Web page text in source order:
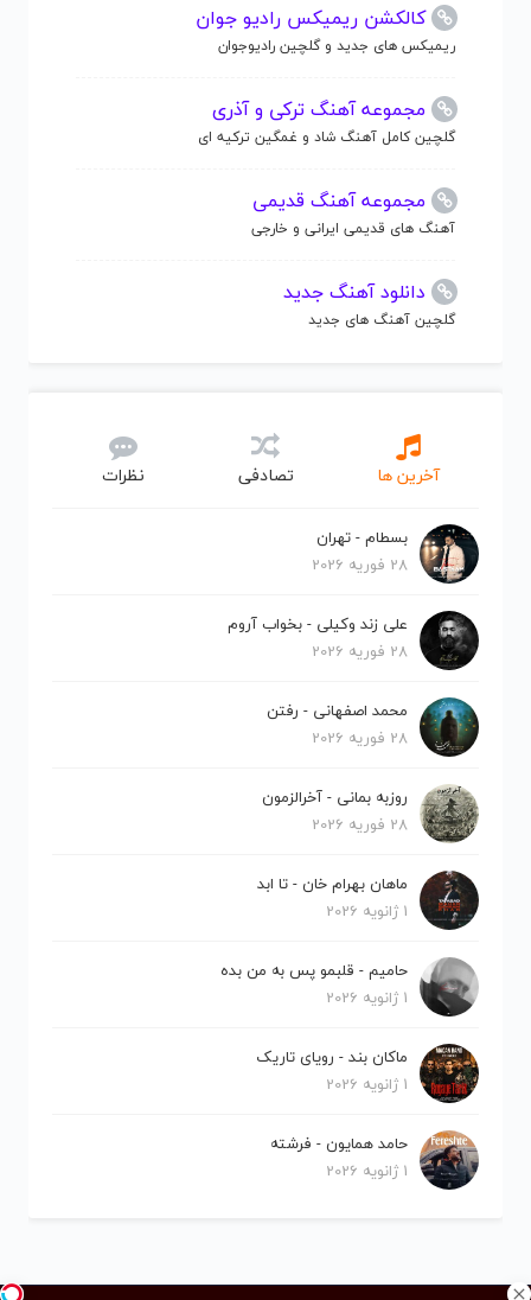
کالکشن ریمیکس رادیو جوان
ریمیکس های جدید و گلچین رادیوجوان
مجموعه آهنگ ترکی و آذری
گلچین کامل آهنگ شاد و غمگین ترکیه ای
مجموعه آهنگ قدیمی
آهنگ های قدیمی ایرانی و خارجی
دانلود آهنگ جدید
گلچین آهنگ های جدید
آخرین ها تصادفی نظرات
بسطام - تهران
28 فوریه 2026
علی زند وکیلی - بخواب آروم
28 فوریه 2026
محمد اصفهانی - رفتن
28 فوریه 2026
روزبه بمانی - آخرالزمون
28 فوریه 2026
ماهان بهرام خان - تا ابد
1 ژانویه 2026
حامیم - قلبمو پس به من بده
1 ژانویه 2026
ماکان بند - رویای تاریک
1 ژانویه 2026
حامد همایون - فرشته
1 ژانویه 2026